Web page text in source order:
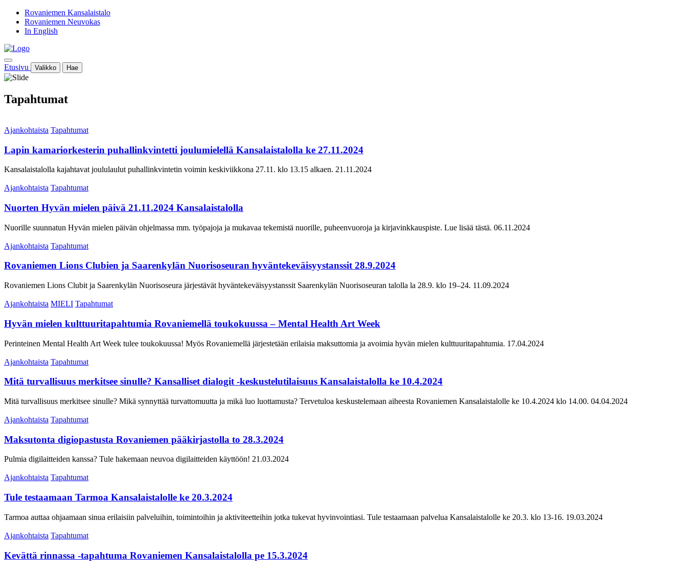
Rovaniemen Kansalaistalo
Rovaniemen Neuvokas
In English
Etusivu Valikko Hae
Tapahtumat
Ajankohtaista Tapahtumat
Lapin kamariorkesterin puhallinkvintetti joulumielellä Kansalaistalolla ke 27.11.2024
Kansalaistalolla kajahtavat joululaulut puhallinkvintetin voimin keskiviikkona 27.11. klo 13.15 alkaen. 21.11.2024
Ajankohtaista Tapahtumat
Nuorten Hyvän mielen päivä 21.11.2024 Kansalaistalolla
Nuorille suunnatun Hyvän mielen päivän ohjelmassa mm. työpajoja ja mukavaa tekemistä nuorille, puheenvuoroja ja kirjavinkkauspiste. Lue lisää tästä. 06.11.2024
Ajankohtaista Tapahtumat
Rovaniemen Lions Clubien ja Saarenkylän Nuorisoseuran hyväntekeväisyystanssit 28.9.2024
Rovaniemen Lions Clubit ja Saarenkylän Nuorisoseura järjestävät hyväntekeväisyystanssit Saarenkylän Nuorisoseuran talolla la 28.9. klo 19–24. 11.09.2024
Ajankohtaista MIELI Tapahtumat
Hyvän mielen kulttuuritapahtumia Rovaniemellä toukokuussa – Mental Health Art Week
Perinteinen Mental Health Art Week tulee toukokuussa! Myös Rovaniemellä järjestetään erilaisia maksuttomia ja avoimia hyvän mielen kulttuuritapahtumia. 17.04.2024
Ajankohtaista Tapahtumat
Mitä turvallisuus merkitsee sinulle? Kansalliset dialogit -keskustelutilaisuus Kansalaistalolla ke 10.4.2024
Mitä turvallisuus merkitsee sinulle? Mikä synnyttää turvattomuutta ja mikä luo luottamusta? Tervetuloa keskustelemaan aiheesta Rovaniemen Kansalaistalolle ke 10.4.2024 klo 14.00. 04.04.2024
Ajankohtaista Tapahtumat
Maksutonta digiopastusta Rovaniemen pääkirjastolla to 28.3.2024
Pulmia digilaitteiden kanssa? Tule hakemaan neuvoa digilaitteiden käyttöön! 21.03.2024
Ajankohtaista Tapahtumat
Tule testaamaan Tarmoa Kansalaistalolle ke 20.3.2024
Tarmoa auttaa ohjaamaan sinua erilaisiin palveluihin, toimintoihin ja aktiviteetteihin jotka tukevat hyvinvointiasi. Tule testaamaan palvelua Kansalaistalolle ke 20.3. klo 13-16. 19.03.2024
Ajankohtaista Tapahtumat
Kevättä rinnassa -tapahtuma Rovaniemen Kansalaistalolla pe 15.3.2024